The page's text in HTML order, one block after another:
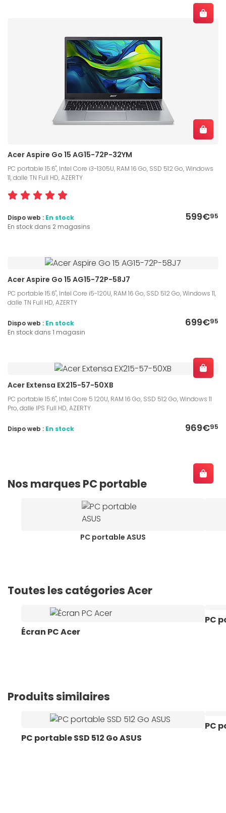
Acer Aspire Go 15 AG15-72P-32YM
PC portable 15.6", Intel Core i3-1305U, RAM 16 Go, SSD 512 Go, Windows
11, dalle TN Full HD, AZERTY
599€95
Dispo web : En stock
En stock dans 2 magasins
Acer Aspire Go 15 AG15-72P-58J7
PC portable 15.6", Intel Core i5-120U, RAM 16 Go, SSD 512 Go, Windows 11,
dalle TN Full HD, AZERTY
699€95
Dispo web : En stock
En stock dans 1 magasin
Acer Extensa EX215-57-50XB
PC portable 15.6", Intel Core 5 120U, RAM 16 Go, SSD 512 Go, Windows 11
Pro, dalle IPS Full HD, AZERTY
969€95
Dispo web : En stock
Nos marques PC portable
PC portable ASUS
Toutes les catégories Acer
Écran PC Acer
PC
Produits similaires
PC portable SSD 512 Go ASUS
PC